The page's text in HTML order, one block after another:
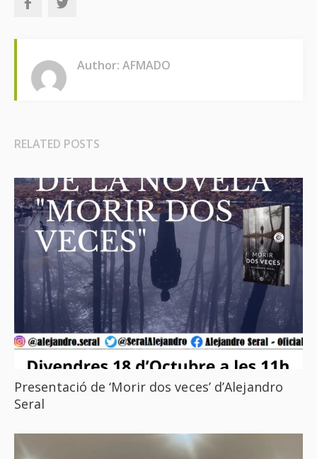
Author: AFMADO
RELATED POSTS
Presentació de ‘Morir dos veces’ d’Alejandro
Seral